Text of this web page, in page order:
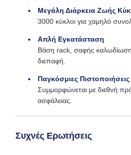
Μεγάλη Διάρκεια Ζωής
3000 κύκλοι για χαμηλό
Απλή Εγκατάσταση
Βάση rack, σαφής
διεπαφή.
Παγκόσμιες Πιστοποιήσεις
Συμμορφώνεται με διεθνή
ασφάλειας.
Συχνές Ερωτήσεις